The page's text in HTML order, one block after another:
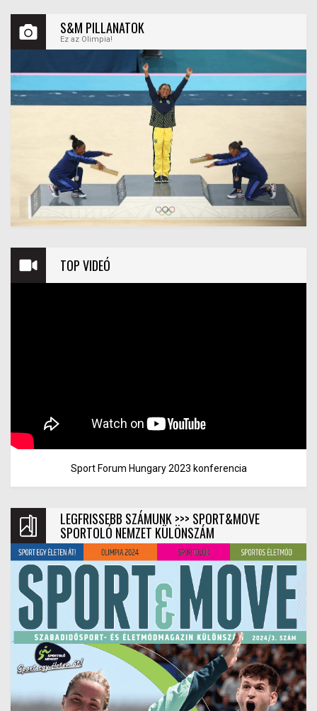
S&M PILLANATOK
Ez az Olimpia!
TOP VIDEÓ
Sport Forum Hungary 2023 konferencia
LEGFRISSEBB SZÁMUNK >>> SPORT&MOVE
SPORTOLÓ NEMZET KÜLÖNSZÁM